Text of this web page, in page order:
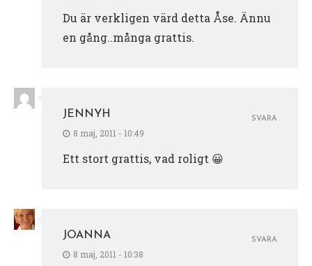
Du är verkligen värd detta Åse. Ännu
en gång..många grattis.
JENNYH
8 maj, 2011 - 10:49
Ett stort grattis, vad roligt 😀
SVARA
JOANNA
8 maj, 2011 - 10:38
SVARA